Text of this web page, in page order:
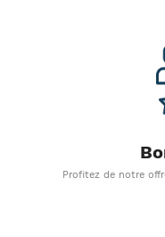
Profitez de notre